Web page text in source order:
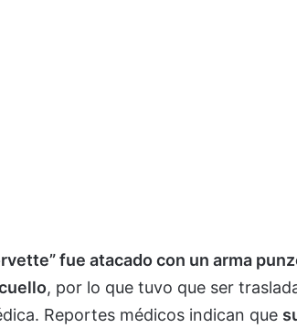
fue atacado con un arma
, por lo que tuvo que ser
Reportes médicos indican que